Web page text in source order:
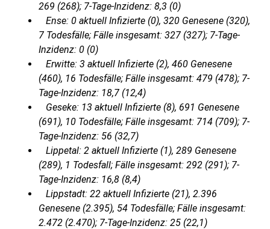
269 (268); 7-Tage-Inzidenz: 8,3 (0)
Ense: 0 aktuell Infizierte (0), 320 Genesene (320),
7 Todesfälle; Fälle insgesamt: 327 (327); 7-Tage-
Inzidenz: 0 (0)
Erwitte: 3 aktuell Infizierte (2), 460 Genesene
(460), 16 Todesfälle; Fälle insgesamt: 479 (478); 7-
Tage-Inzidenz: 18,7 (12,4)
Geseke: 13 aktuell Infizierte (8), 691 Genesene
(691), 10 Todesfälle; Fälle insgesamt: 714 (709); 7-
Tage-Inzidenz: 56 (32,7)
Lippetal: 2 aktuell Infizierte (1), 289 Genesene
(289), 1 Todesfall; Fälle insgesamt: 292 (291); 7-
Tage-Inzidenz: 16,8 (8,4)
Lippstadt: 22 aktuell Infizierte (21), 2.396
Genesene (2.395), 54 Todesfälle; Fälle insgesamt:
2.472 (2.470); 7-Tage-Inzidenz: 25 (22,1)